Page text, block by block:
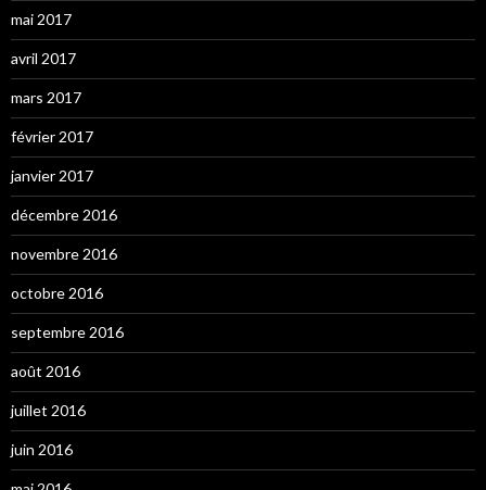
mai 2017
avril 2017
mars 2017
février 2017
janvier 2017
décembre 2016
novembre 2016
octobre 2016
septembre 2016
août 2016
juillet 2016
juin 2016